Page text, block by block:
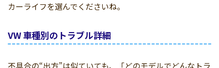
カーライフを選んでくださいね。
VW 車種別のトラブル詳細
不具合の“出方”は似ていても、「どのモデルでどんなトラ